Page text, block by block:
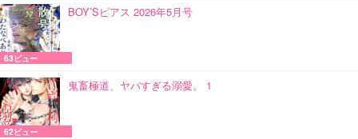
BOY’Sピアス 2026年5月号
63ビュー
鬼畜極道、ヤバすぎる溺愛。 1
62ビュー